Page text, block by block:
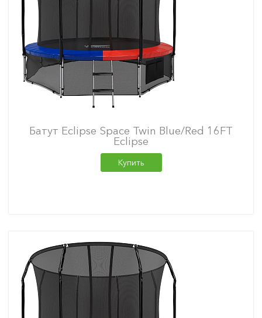
Батут Eclipse Space Twin Blue/Red 16FT
Eclipse
Купить